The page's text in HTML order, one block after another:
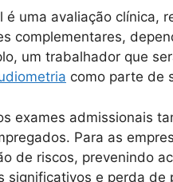
uma avaliação clínica,
complementares,
um trabalhador que
como parte de
exames admissionais
Para as
de riscos, prevenindo
significativos e perda de